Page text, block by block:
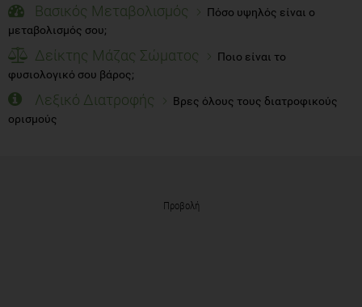
Βασικός Μεταβολισμός
Πόσο υψηλός είναι ο
μεταβολισμός σου;
Δείκτης Μάζας Σώματος
Ποιο είναι το
φυσιολογικό σου βάρος;
Λεξικό Διατροφής
Βρες όλους τους διατροφικούς
ορισμούς
Προβολή